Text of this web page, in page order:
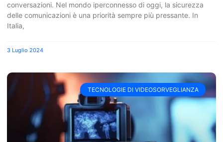
conversazioni. Nel mondo iperconnesso di oggi, la sicurezza
delle comunicazioni è una priorità sempre più pressante. In
Italia,
3 Luglio 2024
TECNOLOGIE DI VIDEOSORVEGLIANZA